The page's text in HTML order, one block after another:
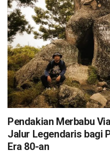
Pendakian Merbabu
Jalur Legendaris bagi
Era 80-an